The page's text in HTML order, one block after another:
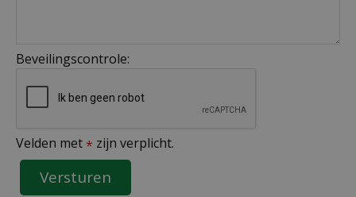
Beveilingscontrole:
Velden met * zijn verplicht.